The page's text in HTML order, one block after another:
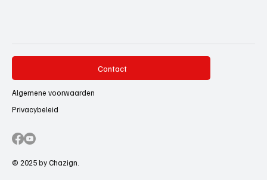
Contact
Algemene voorwaarden
Privacybeleid
© 2025 by Chazign.